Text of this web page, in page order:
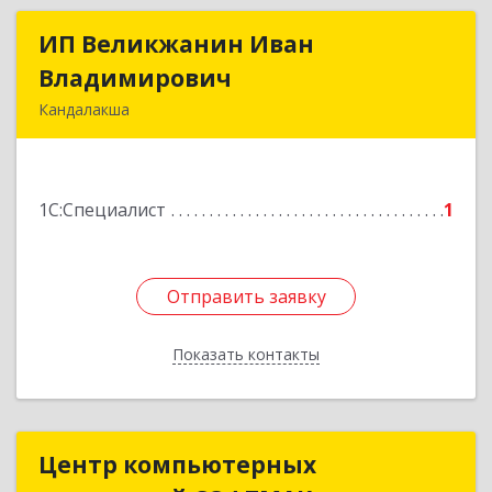
ИП Великжанин Иван
Владимирович
Кандалакша
1С:Специалист 1
Отправить заявку
Показать контакты
ИП Великжанин Иван
Подробнее
Отправить заявку
Назад
Центр компьютерных
Центр компьютерных